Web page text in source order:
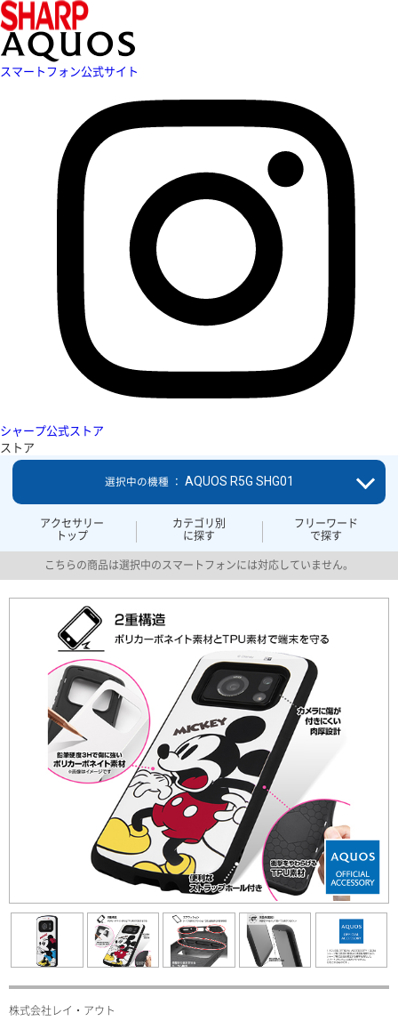
スマートフォン公式サイト
シャープ公式ストア
ストア
アクセサリー
トップ
カテゴリ別
に探す
フリーワード
で探す
選択中の機種 ： AQUOS R5G SHG01
こちらの商品は選択中のスマートフォンには対応していません。
株式会社レイ・アウト